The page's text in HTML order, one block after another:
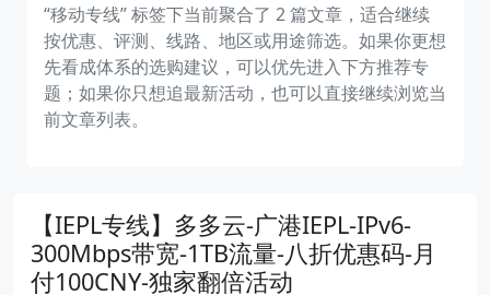
“移动专线” 标签下当前聚合了 2 篇文章，适合继续
按优惠、评测、线路、地区或用途筛选。如果你更想
先看成体系的选购建议，可以优先进入下方推荐专
题；如果你只想追最新活动，也可以直接继续浏览当
前文章列表。
【IEPL专线】多多云-广港IEPL-IPv6-
300Mbps带宽-1TB流量-八折优惠码-月
付100CNY-独家翻倍活动